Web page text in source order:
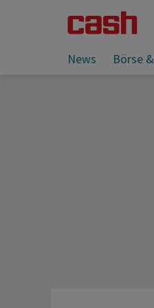
News Börse
Sie lesen: